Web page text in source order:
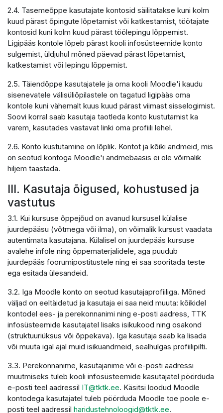
2.4. Tasemeõppe kasutajate kontosid säilitatakse kuni kolm
kuud pärast õpingute lõpetamist või katkestamist, töötajate
kontosid kuni kolm kuud pärast töölepingu lõppemist.
Ligipääs kontole lõpeb pärast kooli infosüsteemide konto
sulgemist, üldjuhul mõned päevad pärast lõpetamist,
katkestamist või lepingu lõppemist.
2.5. Täiendõppe kasutajatele ja oma kooli Moodle'i kaudu
sisenevatele välisüliõpilastele on tagatud ligipääs oma
kontole kuni vähemalt kuus kuud pärast viimast sisselogimist.
Soovi korral saab kasutaja taotleda konto kustutamist ka
varem, kasutades vastavat linki oma profiili lehel.
2.6. Konto kustutamine on lõplik. Kontot ja kõiki andmeid, mis
on seotud kontoga Moodle'i andmebaasis ei ole võimalik
hiljem taastada.
III. Kasutaja õigused, kohustused ja
vastutus
3.1. Kui kursuse õppejõud on avanud kursusel külalise
juurdepääsu (võtmega või ilma), on võimalik kursust vaadata
autentimata kasutajana. Külalisel on juurdepääs kursuse
avalehe infole ning õppematerjalidele, aga puudub
juurdepääs foorumipostitustele ning ei saa sooritada teste
ega esitada ülesandeid.
3.2. Iga Moodle konto on seotud kasutajaprofiiliga. Mõned
väljad on eeltäidetud ja kasutaja ei saa neid muuta: kõikidel
kontodel ees- ja perekonnanimi ning e-posti aadress, TTK
infosüsteemide kasutajatel lisaks isikukood ning osakond
(struktuuriüksus või õppekava). Iga kasutaja saab ka lisada
või muuta igal ajal muid isikuandmeid, sealhulgas profiilipilti.
3.3. Perekonnanime, kasutajanime või e-posti aadressi
muutmiseks tuleb kooli infosüsteemide kasutajatel pöörduda
e-posti teel aadressil IT@tktk.ee. Käsitsi loodud Moodle
kontodega kasutajatel tuleb pöörduda Moodle toe poole e-
posti teel aadressil haridustehnoloogid@tktk.ee.